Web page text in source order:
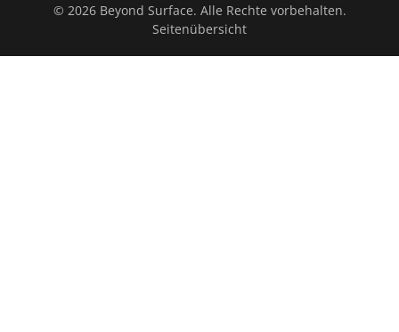
© 2026 Beyond Surface. Alle Rechte vorbehalten.
Seitenübersicht